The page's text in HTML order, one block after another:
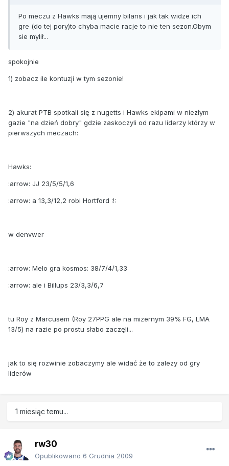
Po meczu z Hawks mają ujemny bilans i jak tak widze ich
gre (do tej pory)to chyba macie racje to nie ten sezon.Obym
sie mylił...
spokojnie
1) zobacz ile kontuzji w tym sezonie!
2) akurat PTB spotkali się z nugetts i Hawks ekipami w niezłym
gazie "na dzień dobry" gdzie zaskoczyli od razu liderzy którzy w
pierwszych meczach:
Hawks:
:arrow: JJ 23/5/5/1,6
:arrow: a 13,3/12,2 robi Hortford :!:
w denvwer
:arrow: Melo gra kosmos: 38/7/4/1,33
:arrow: ale i Billups 23/3,3/6,7
tu Roy z Marcusem (Roy 27PPG ale na mizernym 39% FG, LMA
13/5) na razie po prostu słabo zaczęli...
jak to się rozwinie zobaczymy ale widać że to zalezy od gry
liderów
1 miesiąc temu...
rw30
Opublikowano 6 Grudnia 2009